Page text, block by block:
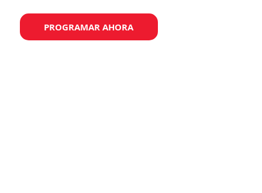
PROGRAMAR AHORA